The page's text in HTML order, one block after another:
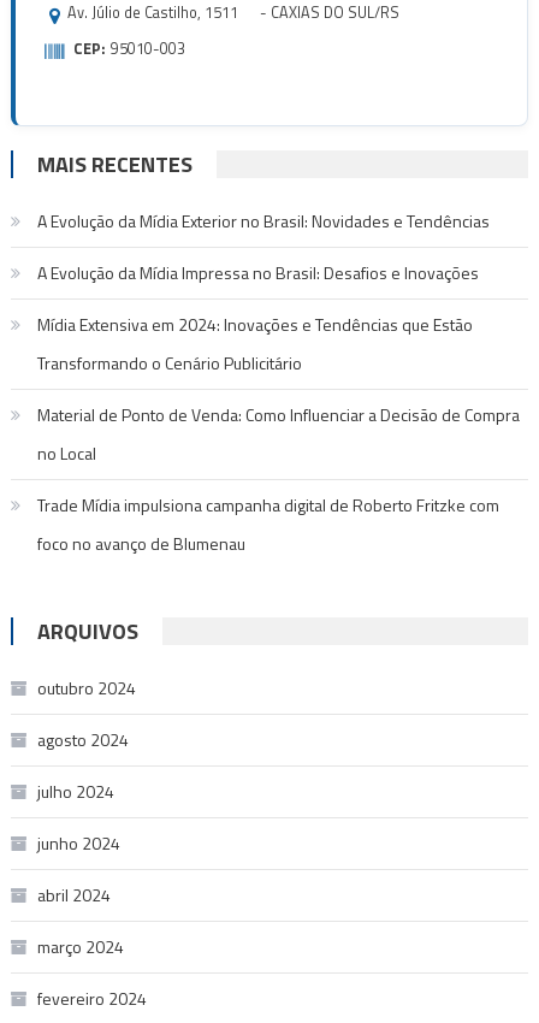
Av. Júlio de Castilho, 1511 - CAXIAS DO SUL/RS
CEP: 95010-003
MAIS RECENTES
A Evolução da Mídia Exterior no Brasil: Novidades e Tendências
A Evolução da Mídia Impressa no Brasil: Desafios e Inovações
Mídia Extensiva em 2024: Inovações e Tendências que Estão
Transformando o Cenário Publicitário
Material de Ponto de Venda: Como Influenciar a Decisão de Compra
no Local
Trade Mídia impulsiona campanha digital de Roberto Fritzke com
foco no avanço de Blumenau
ARQUIVOS
outubro 2024
agosto 2024
julho 2024
junho 2024
abril 2024
março 2024
fevereiro 2024